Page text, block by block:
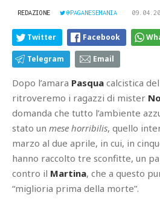
REDAZIONE @PAGANESEMANIA
Twitter Facebook
Telegram Email
Dopo l’amara Pasqua calcistica
ritroveremo i ragazzi di mister
domanda che tutto l’ambiente
stato un mese horribilis, quello
marzo al due aprile, in cui, in
hanno raccolto tre sconfitte, un
contro il Martina, che a questo
“miglioria prima della morte”.